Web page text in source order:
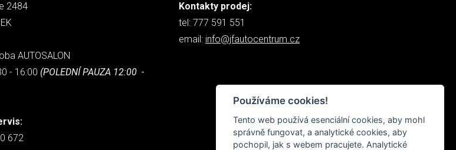
2484
Kontakty prodej:
tel: 777 591 551
email: info@jfautocentrum.cz
AUTOSALON
- 16:00 (POLEDNÍ PAUZA 12:00 -
672
Používáme cookies!
Tento web používá esenciální cookies, aby mohl
správně fungovat, a analytické cookies, aby
pochopil, jak s webem pracujete. Analytické